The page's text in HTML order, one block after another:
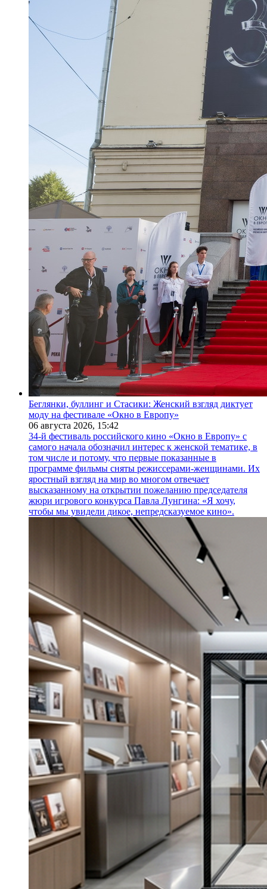
Беглянки, буллинг и Стасики: Женский взгляд диктует
моду на фестивале «Окно в Европу»
06 августа 2026, 15:42
34-й фестиваль российского кино «Окно в Европу» с
самого начала обозначил интерес к женской тематике, в
том числе и потому, что первые показанные в
программе фильмы сняты режиссерами-женщинами. Их
яростный взгляд на мир во многом отвечает
высказанному на открытии пожеланию председателя
жюри игрового конкурса Павла Лунгина: «Я хочу,
чтобы мы увидели дикое, непредсказуемое кино».